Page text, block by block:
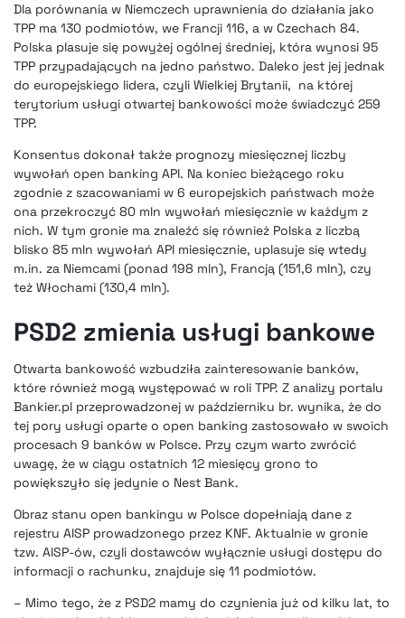
Dla porównania w Niemczech uprawnienia do działania jako
TPP ma 130 podmiotów, we Francji 116, a w Czechach 84.
Polska plasuje się powyżej ogólnej średniej, która wynosi 95
TPP przypadających na jedno państwo. Daleko jest jej jednak
do europejskiego lidera, czyli Wielkiej Brytanii, na której
terytorium usługi otwartej bankowości może świadczyć 259
TPP.
Konsentus dokonał także prognozy miesięcznej liczby
wywołań open banking API. Na koniec bieżącego roku
zgodnie z szacowaniami w 6 europejskich państwach może
ona przekroczyć 80 mln wywołań miesięcznie w każdym z
nich. W tym gronie ma znaleźć się również Polska z liczbą
blisko 85 mln wywołań API miesięcznie, uplasuje się wtedy
m.in. za Niemcami (ponad 198 mln), Francją (151,6 mln), czy
też Włochami (130,4 mln).
PSD2 zmienia usługi bankowe
Otwarta bankowość wzbudziła zainteresowanie banków,
które również mogą występować w roli TPP. Z analizy portalu
Bankier.pl przeprowadzonej w październiku br. wynika, że do
tej pory usługi oparte o open banking zastosowało w swoich
procesach 9 banków w Polsce. Przy czym warto zwrócić
uwagę, że w ciągu ostatnich 12 miesięcy grono to
powiększyło się jedynie o Nest Bank.
Obraz stanu open bankingu w Polsce dopełniają dane z
rejestru AISP prowadzonego przez KNF. Aktualnie w gronie
tzw. AISP-ów, czyli dostawców wyłącznie usługi dostępu do
informacji o rachunku, znajduje się 11 podmiotów.
– Mimo tego, że z PSD2 mamy do czynienia już od kilku lat, to